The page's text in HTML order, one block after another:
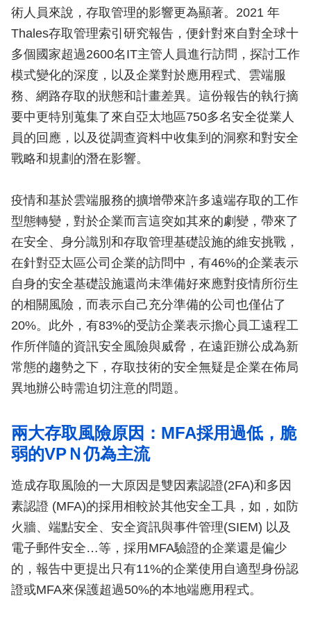
術人員來說，存取管理的影響更為顯著。2021 年
Thales存取管理索引研究報告，便針對來自對全球十
多個國家超過2600名IT主管人員進行訪問，探討工作
模式變化的深度，以及企業對於應用程式、雲端服
務、網路存取的狀態和計畫差異。這份報告的執行摘
要中更特別蒐集了來自亞太地區750多名安全從業人
員的回應，以及從調查資料中收集到的洞察和對安全
戰略和規劃的潛在影響。
疫情和基於雲端服務的擴增帶來許多遠端存取的工作
型態轉變，對於企業而言這突如其來的劇變，帶來了
在安全、身分識別和存取管理基礎設施的維安挑戰，
在針對亞太區公司企業的訪問中，有46%的企業表示
自身的安全基礎設施還尚未準備好來應對疫情所衍生
的相關風險，而表示自己充分準備的公司也僅佔了
20%。此外，有83%的受訪企業表示擔心員工遠程工
作所伴隨的資訊安全風險與威脅，在遠距辦公成為新
常態的趨勢之下，存取技術的安全無疑是企業在佈局
異地辦公時需迫切注意的問題。
兩大存取風險原因：MFA採用過低，脆
弱的VPＮ仍為主流
造成存取風險的一大原因是雙因素認證(2FA)和多因
素認證 (MFA)的採用相較於其他安全工具，如，如防
火牆、端點安全、安全資訊與事件管理(SIEM) 以及
電子郵件安全…等，採用MFA驗證的企業還是偏少
的，報告中更提出只有11%的企業使用自適型身份認
證或MFA來保護超過50%的本地端應用程式。